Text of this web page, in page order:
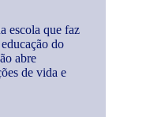
escola que faz
do
abre
de vida e